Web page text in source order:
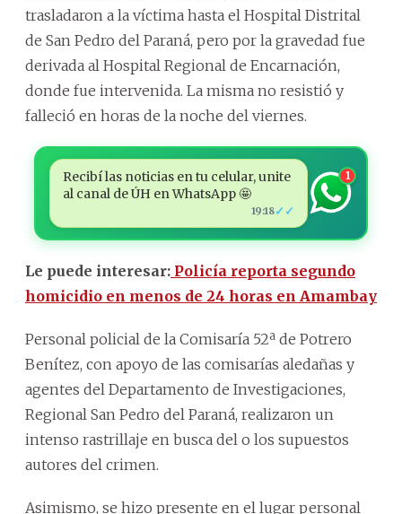
trasladaron a la víctima hasta el Hospital Distrital
de San Pedro del Paraná, pero por la gravedad fue
derivada al Hospital Regional de Encarnación,
donde fue intervenida. La misma no resistió y
falleció en horas de la noche del viernes.
Recibí las noticias en tu celular, unite
al canal de ÚH en WhatsApp 🤩
19:18✓✓
1
Le puede interesar: Policía reporta segundo
homicidio en menos de 24 horas en Amambay
Personal policial de la Comisaría 52ª de Potrero
Benítez, con apoyo de las comisarías aledañas y
agentes del Departamento de Investigaciones,
Regional San Pedro del Paraná, realizaron un
intenso rastrillaje en busca del o los supuestos
autores del crimen.
Asimismo, se hizo presente en el lugar personal